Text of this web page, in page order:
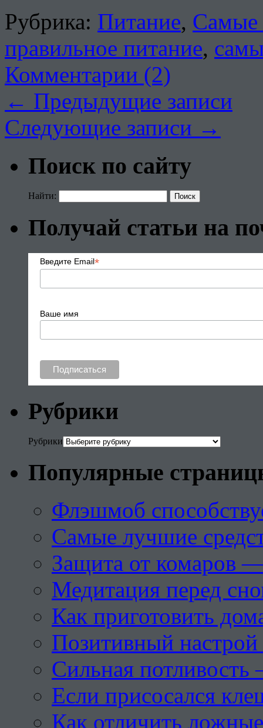
Рубрика: Питание, Самые
правильное питание,
Комментарии (2)
← Предыдущие записи
Следующие записи →
Поиск по сайту
Найти:
Получай статьи на
Введите Email*
Ваше имя
Рубрики
Рубрики
Популярные
Флэшмоб
Самые лучшие
Защита от комаров
Медитация перед
Как приготовить
Позитивный настрой
Сильная потливость
Если присосался
Как отличить